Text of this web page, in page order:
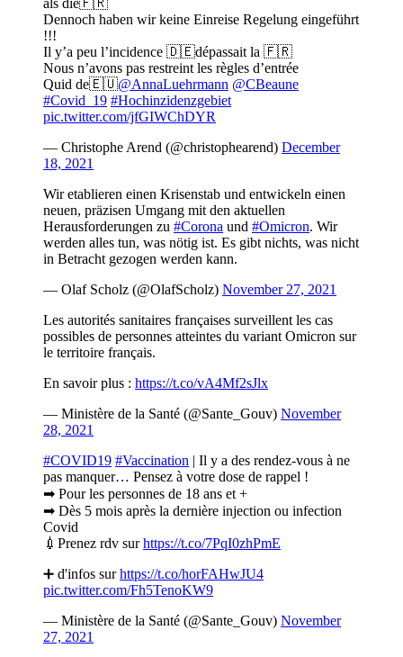
als die🇫🇷
Dennoch haben wir keine Einreise Regelung eingeführt
!!!
Il y’a peu l’incidence 🇩🇪dépassait la 🇫🇷
Nous n’avons pas restreint les règles d’entrée
Quid de🇪🇺@AnnaLuehrmann @CBeaune
#Covid_19 #Hochinzidenzgebiet
pic.twitter.com/jfGIWChDYR
— Christophe Arend (@christophearend) December
18, 2021
Wir etablieren einen Krisenstab und entwickeln einen
neuen, präzisen Umgang mit den aktuellen
Herausforderungen zu #Corona und #Omicron. Wir
werden alles tun, was nötig ist. Es gibt nichts, was nicht
in Betracht gezogen werden kann.
— Olaf Scholz (@OlafScholz) November 27, 2021
Les autorités sanitaires françaises surveillent les cas
possibles de personnes atteintes du variant Omicron sur
le territoire français.
En savoir plus : https://t.co/vA4Mf2sJlx
— Ministère de la Santé (@Sante_Gouv) November
28, 2021
#COVID19 #Vaccination | Il y a des rendez-vous à ne
pas manquer… Pensez à votre dose de rappel !
➡ Pour les personnes de 18 ans et +
➡ Dès 5 mois après la dernière injection ou infection
Covid
💉Prenez rdv surhttps://t.co/7PqI0zhPmE
➕ d'infos surhttps://t.co/horFAHwJU4
pic.twitter.com/Fh5TenoKW9
— Ministère de la Santé (@Sante_Gouv) November
27, 2021